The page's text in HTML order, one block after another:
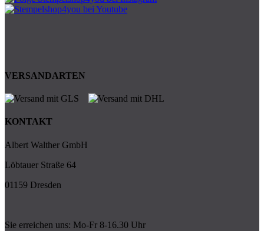
VERSANDARTEN
KONTAKT
Albert Walther GmbH
Löbtauer Straße 64
01159 Dresden
Sie erreichen uns: Mo-Fr 8-16.30 Uhr